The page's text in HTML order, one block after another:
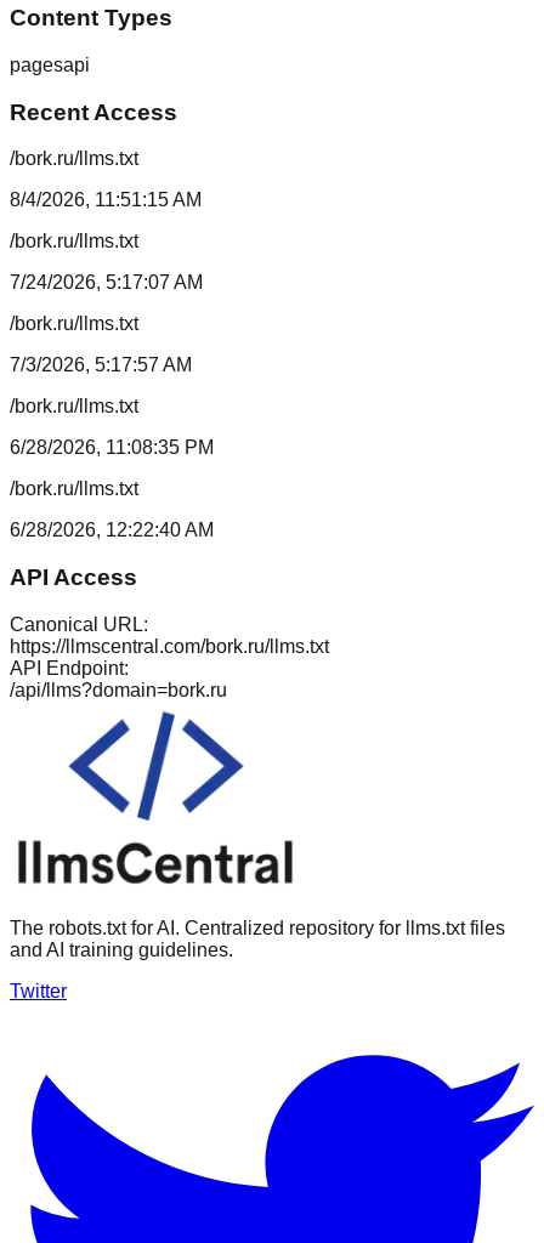
Content Types
pagesapi
Recent Access
/bork.ru/llms.txt
8/4/2026, 11:51:15 AM
/bork.ru/llms.txt
7/24/2026, 5:17:07 AM
/bork.ru/llms.txt
7/3/2026, 5:17:57 AM
/bork.ru/llms.txt
6/28/2026, 11:08:35 PM
/bork.ru/llms.txt
6/28/2026, 12:22:40 AM
API Access
Canonical URL:
https://llmscentral.com/bork.ru/llms.txt
API Endpoint:
/api/llms?domain=bork.ru
The robots.txt for AI. Centralized repository for llms.txt files
and AI training guidelines.
Twitter